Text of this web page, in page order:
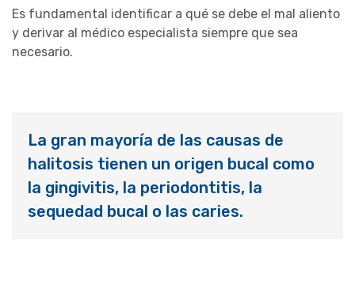
Es fundamental identificar a qué se debe el mal aliento
y derivar al médico especialista siempre que sea
necesario.
La gran mayoría de las causas de
halitosis tienen un origen bucal como
la gingivitis, la periodontitis, la
sequedad bucal o las caries.